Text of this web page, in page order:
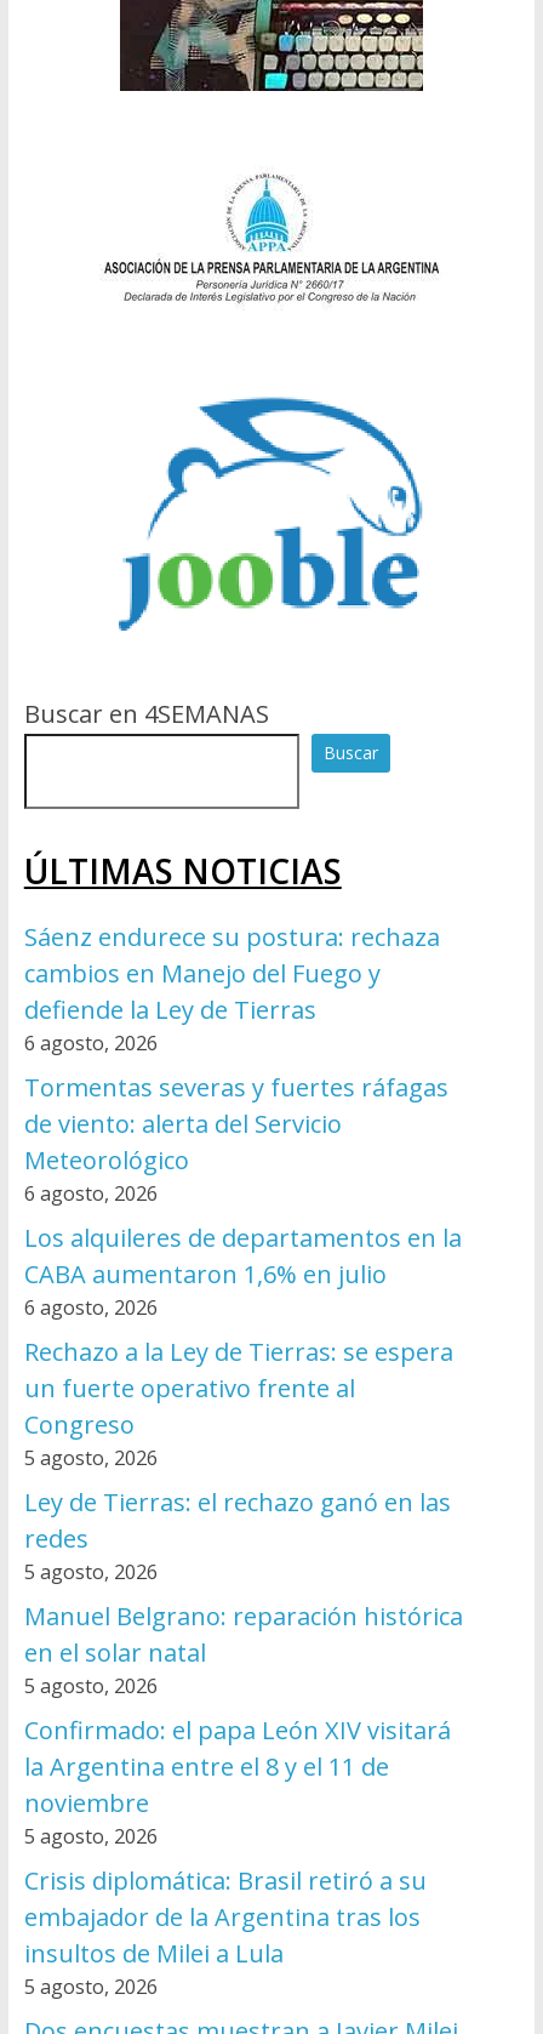
Buscar en 4SEMANAS
Buscar
ÚLTIMAS NOTICIAS
Sáenz endurece su postura: rechaza
cambios en Manejo del Fuego y
defiende la Ley de Tierras
6 agosto, 2026
Tormentas severas y fuertes ráfagas
de viento: alerta del Servicio
Meteorológico
6 agosto, 2026
Los alquileres de departamentos en la
CABA aumentaron 1,6% en julio
6 agosto, 2026
Rechazo a la Ley de Tierras: se espera
un fuerte operativo frente al
Congreso
5 agosto, 2026
Ley de Tierras: el rechazo ganó en las
redes
5 agosto, 2026
Manuel Belgrano: reparación histórica
en el solar natal
5 agosto, 2026
Confirmado: el papa León XIV visitará
la Argentina entre el 8 y el 11 de
noviembre
5 agosto, 2026
Crisis diplomática: Brasil retiró a su
embajador de la Argentina tras los
insultos de Milei a Lula
5 agosto, 2026